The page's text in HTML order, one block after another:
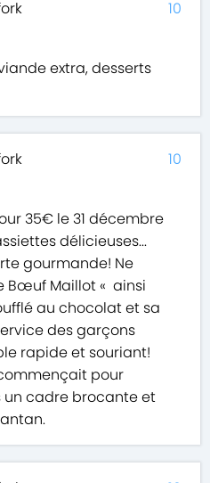
extra, desserts
10
35€ le 31 décembre
délicieuses...
gourmande! Ne
Bœuf Maillot « ainsi
au chocolat et sa
des garçons
rapide et souriant!
pour
un cadre brocante et
10